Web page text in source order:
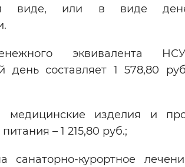
виде, или в виде
эквивалента
день составляет 1 578,80
медицинские изделия и
– 1 215,80 руб.;
санаторно-курортное